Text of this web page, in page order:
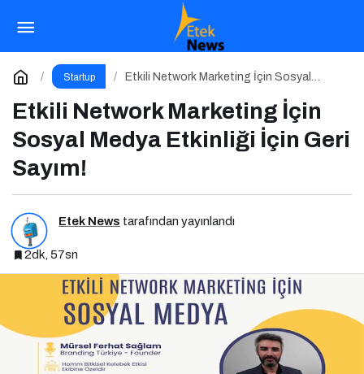
Startup
Etkili Network Marketing İçin Sosyal
Etkili Network Marketing İçin
Sosyal Medya Etkinliği İçin Geri
Sayım!
Etek News tarafından yayınlandı
2dk, 57sn
Butik Oteller İçin Önemli Tavsiyeler: Dijitali
Etkin Kullanın
Yorum Yap